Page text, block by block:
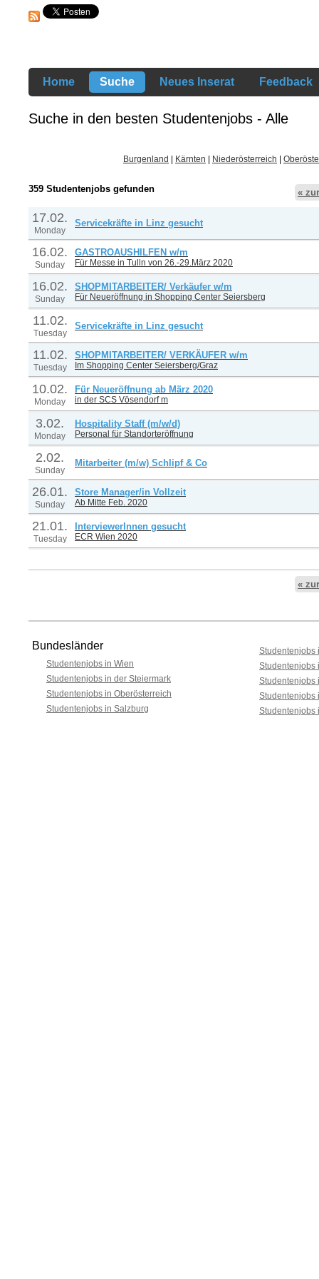
Home Suche Neues Inserat Feedback
Suche in den besten Studentenjobs - Alle
Burgenland Kärnten Niederösterreich
359 Studentenjobs gefunden «
17.02.
Monday
Servicekräfte in Linz gesucht
16.02.
Sunday
GASTROAUSHILFEN w/m
Für Messe in Tulln von 26.-29.März 2020
16.02.
Sunday
SHOPMITARBEITER/ Verkäufer w/m
Für Neueröffnung in Shopping Center Seiersberg
11.02.
Tuesday
Servicekräfte in Linz gesucht
11.02.
Tuesday
SHOPMITARBEITER/ VERKÄUFER w/m
Im Shopping Center Seiersberg/Graz
10.02.
Monday
Für Neueröffnung ab März 2020
in der SCS Vösendorf m
3.02.
Monday
Hospitality Staff (m/w/d)
Personal für Standorteröffnung
2.02.
Sunday
Mitarbeiter (m/w) Schlipf & Co
26.01.
Sunday
Store Manager/in Vollzeit
Ab Mitte Feb. 2020
21.01.
Tuesday
InterviewerInnen gesucht
ECR Wien 2020
«
Bundesländer
Studentenjobs in Wien
Studentenjobs in der Steiermark
Studentenjobs in Oberösterreich
Studentenjobs in Salzburg
Studentenjobs
Studentenjobs
Studentenjobs
Studentenjobs
Studentenjobs